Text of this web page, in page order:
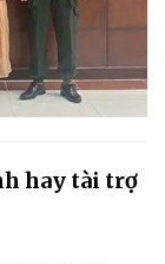
hay tài trợ